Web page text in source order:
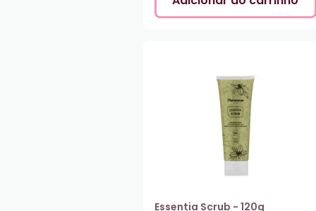
Essentia Scrub - 120g